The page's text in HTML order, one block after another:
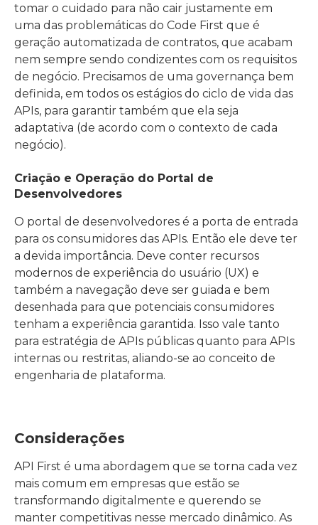
tomar o cuidado para não cair justamente em
uma das problemáticas do Code First que é
geração automatizada de contratos, que acabam
nem sempre sendo condizentes com os requisitos
de negócio. Precisamos de uma governança bem
definida, em todos os estágios do ciclo de vida das
APIs, para garantir também que ela seja
adaptativa (de acordo com o contexto de cada
negócio).
Criação e Operação do Portal de
Desenvolvedores
O portal de desenvolvedores é a porta de entrada
para os consumidores das APIs. Então ele deve ter
a devida importância. Deve conter recursos
modernos de experiência do usuário (UX) e
também a navegação deve ser guiada e bem
desenhada para que potenciais consumidores
tenham a experiência garantida. Isso vale tanto
para estratégia de APIs públicas quanto para APIs
internas ou restritas, aliando-se ao conceito de
engenharia de plataforma.
Considerações
API First é uma abordagem que se torna cada vez
mais comum em empresas que estão se
transformando digitalmente e querendo se
manter competitivas nesse mercado dinâmico. As